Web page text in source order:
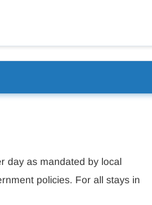
day as mandated by local
policies. For all stays in